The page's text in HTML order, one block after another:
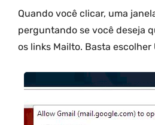
Quando você clicar, uma
perguntando se você deseja
os links Mailto. Basta escolher